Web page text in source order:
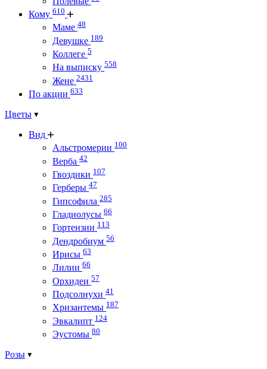
Кому 610
Маме 48
Девушке 189
Коллеге 5
На выписку 558
Жене 2431
По акции 633
Цветы
Вид
Альстромерии 100
Верба 42
Гвоздики 107
Герберы 47
Гипсофила 285
Гладиолусы 66
Гортензии 113
Дендробиум 56
Ирисы 63
Лилии 66
Орхидеи 57
Подсолнухи 41
Хризантемы 187
Эвкалипт 124
Эустомы 80
Розы